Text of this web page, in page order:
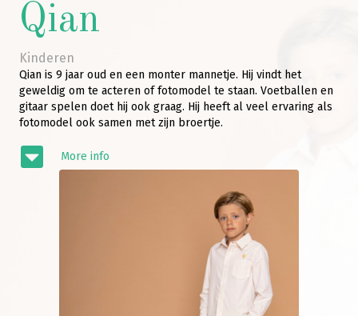
Qian
Kinderen
Qian is 9 jaar oud en een monter mannetje. Hij vindt het
geweldig om te acteren of fotomodel te staan. Voetballen en
gitaar spelen doet hij ook graag. Hij heeft al veel ervaring als
fotomodel ook samen met zijn broertje.
More info